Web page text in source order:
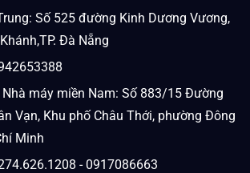
Số 525 đường Kinh Dương Vương,
Đà Nẵng
máy miền Nam: Số 883/15 Đường
Vạn, Khu phố Châu Thới, phường Đông
Minh
- 0917086663